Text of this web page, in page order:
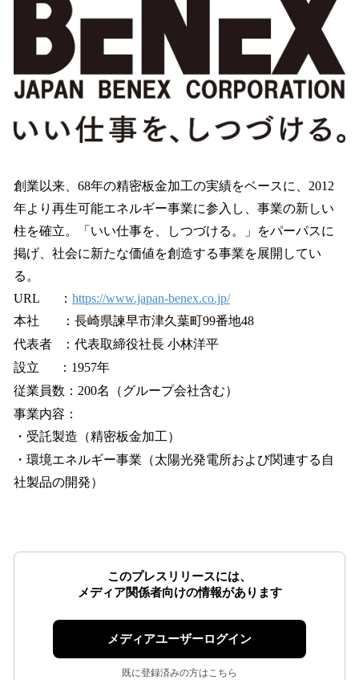
創業以来、68年の精密板金加工の実績をベースに、2012
年より再生可能エネルギー事業に参入し、事業の新しい
柱を確立。「いい仕事を、しつづける。」をパーパスに
掲げ、社会に新たな価値を創造する事業を展開してい
る。
URL ： https://www.japan-benex.co.jp/
本社 ：長崎県諫早市津久葉町99番地48
代表者 ：代表取締役社長 小林洋平
設立 ：1957年
従業員数：200名（グループ会社含む）
事業内容：
・受託製造（精密板金加工）
・環境エネルギー事業（太陽光発電所および関連する自
社製品の開発）
このプレスリリースには、
メディア関係者向けの情報があります
メディアユーザーログイン
既に登録済みの方はこちら